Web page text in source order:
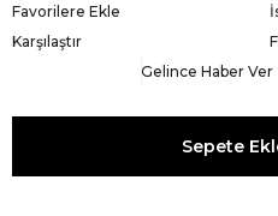
Favorilere Ekle
Karşılaştır
Gelince Haber Ver